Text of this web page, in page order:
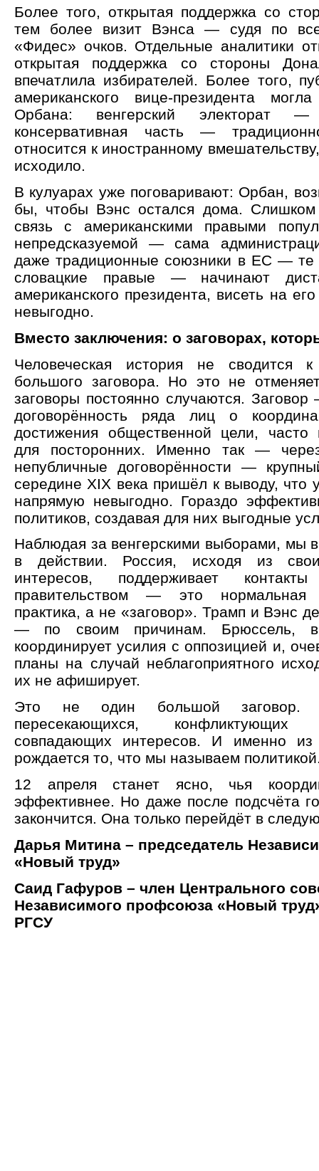
Более того, открытая поддержка со
тем более визит Вэнса — судя по
«Фидес» очков. Отдельные аналитики
открытая поддержка со стороны
впечатлила избирателей. Более того,
американского вице-президента
Орбана: венгерский электорат
консервативная часть —
относится к иностранному
исходило.
В кулуарах уже поговаривают: Орбан,
бы, чтобы Вэнс остался дома. Слишком
связь с американскими правыми
непредсказуемой — сама
даже традиционные союзники в ЕС — те
словацкие правые — начинают
американского президента, висеть на
невыгодно.
Вместо заключения: о заговорах,
Человеческая история не сводится
большого заговора. Но это не
заговоры постоянно случаются.
договорённость ряда лиц о
достижения общественной цели, часто
для посторонних. Именно так —
непубличные договорённости —
середине XIX века пришёл к выводу, что
напрямую невыгодно. Гораздо
политиков, создавая для них выгодные
Наблюдая за венгерскими выборами, мы
в действии. Россия, исходя из
интересов, поддерживает
правительством — это нормальная
практика, а не «заговор». Трамп и Вэнс
— по своим причинам. Брюссель,
координирует усилия с оппозицией и,
планы на случай неблагоприятного
их не афиширует.
Это не один большой заговор.
пересекающихся,
совпадающих интересов. И именно из
рождается то, что мы называем
12 апреля станет ясно, чья
эффективнее. Но даже после подсчёта
закончится. Она только перейдёт в
Дарья Митина – председатель
«Новый труд»
Саид Гафуров – член Центрального
Независимого профсоюза «Новый
РГСУ